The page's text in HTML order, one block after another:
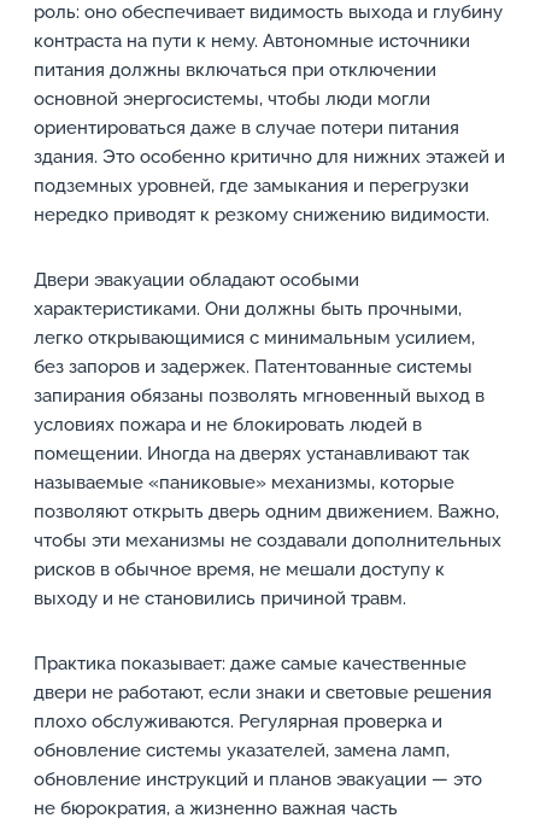
роль: оно обеспечивает видимость выхода и глубину
контраста на пути к нему. Автономные источники
питания должны включаться при отключении
основной энергосистемы, чтобы люди могли
ориентироваться даже в случае потери питания
здания. Это особенно критично для нижних этажей и
подземных уровней, где замыкания и перегрузки
нередко приводят к резкому снижению видимости.
Двери эвакуации обладают особыми
характеристиками. Они должны быть прочными,
легко открывающимися с минимальным усилием,
без запоров и задержек. Патентованные системы
запирания обязаны позволять мгновенный выход в
условиях пожара и не блокировать людей в
помещении. Иногда на дверях устанавливают так
называемые «паниковые» механизмы, которые
позволяют открыть дверь одним движением. Важно,
чтобы эти механизмы не создавали дополнительных
рисков в обычное время, не мешали доступу к
выходу и не становились причиной травм.
Практика показывает: даже самые качественные
двери не работают, если знаки и световые решения
плохо обслуживаются. Регулярная проверка и
обновление системы указателей, замена ламп,
обновление инструкций и планов эвакуации — это
не бюрократия, а жизненно важная часть